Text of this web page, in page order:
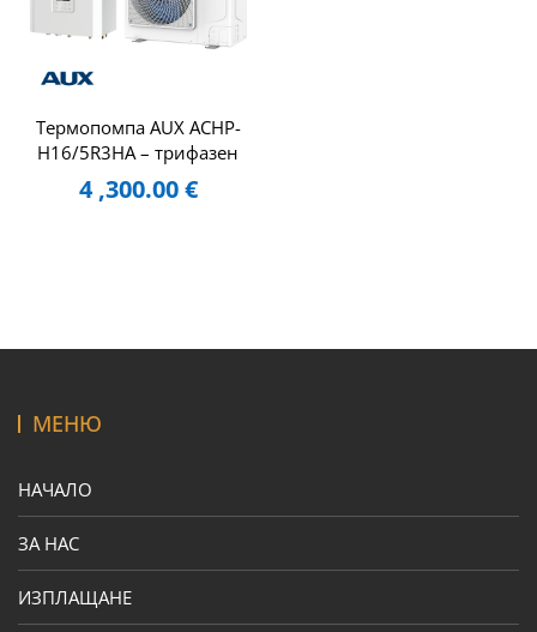
Термопомпа AUX ACHP-
H16/5R3HA – трифазен
4 ,300.00€
МЕНЮ
НАЧАЛО
ЗА НАС
ИЗПЛАЩАНЕ